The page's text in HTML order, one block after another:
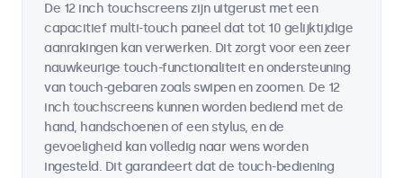
De 12 inch touchscreens zijn uitgerust met een
capacitief multi-touch paneel dat tot 10 gelijktijdige
aanrakingen kan verwerken. Dit zorgt voor een zeer
nauwkeurige touch-functionaliteit en ondersteuning
van touch-gebaren zoals swipen en zoomen. De 12
inch touchscreens kunnen worden bediend met de
hand, handschoenen of een stylus, en de
gevoeligheid kan volledig naar wens worden
ingesteld. Dit garandeert dat de touch-bediening